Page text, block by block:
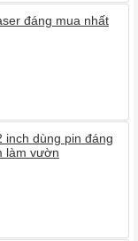
đáng mua nhất
inch dùng pin đáng
làm vườn